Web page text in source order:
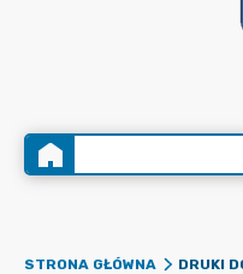
STRONA GŁÓWNA DRUKI